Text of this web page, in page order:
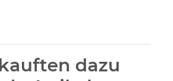
dazu